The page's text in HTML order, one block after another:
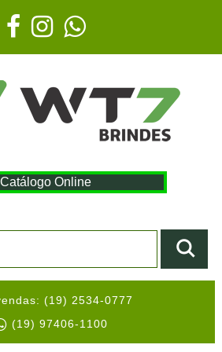
Catálogo Online
(19) 2534-0777
(19) 97406-1100